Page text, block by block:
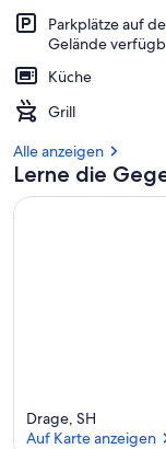
Parkplätze auf
Gelände
Küche
Grill
Alle anzeigen
Lerne die
Drage, SH
Auf Karte anzeigen